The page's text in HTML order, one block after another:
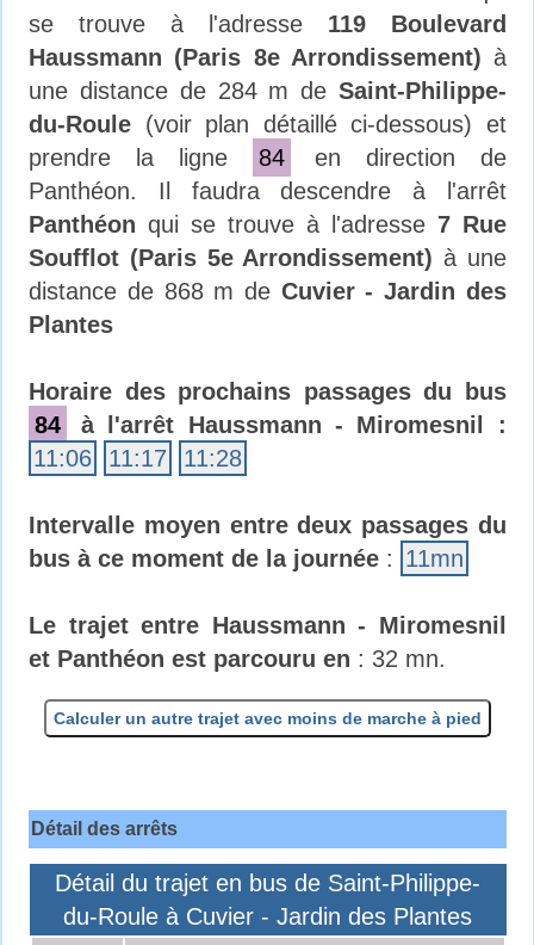
se trouve à l'adresse 119 Boulevard
Haussmann (Paris 8e Arrondissement) à
une distance de 284 m de Saint-Philippe-
du-Roule (voir plan détaillé ci-dessous) et
prendre la ligne
84
en direction de
Panthéon. Il faudra descendre à l'arrêt
Panthéon qui se trouve à l'adresse 7 Rue
Soufflot (Paris 5e Arrondissement) à une
distance de 868 m de Cuvier - Jardin des
Plantes
Horaire des prochains passages du bus
84
à l'arrêt Haussmann - Miromesnil :
11:06
11:17 11:28
Intervalle moyen entre deux passages du
bus à ce moment de la journée : 11mn
Le trajet entre Haussmann - Miromesnil
et Panthéon est parcouru en : 32 mn.
Calculer un autre trajet avec moins de marche à pied
Détail des arrêts
Détail du trajet en bus de Saint-Philippe-
du-Roule à Cuvier - Jardin des Plantes